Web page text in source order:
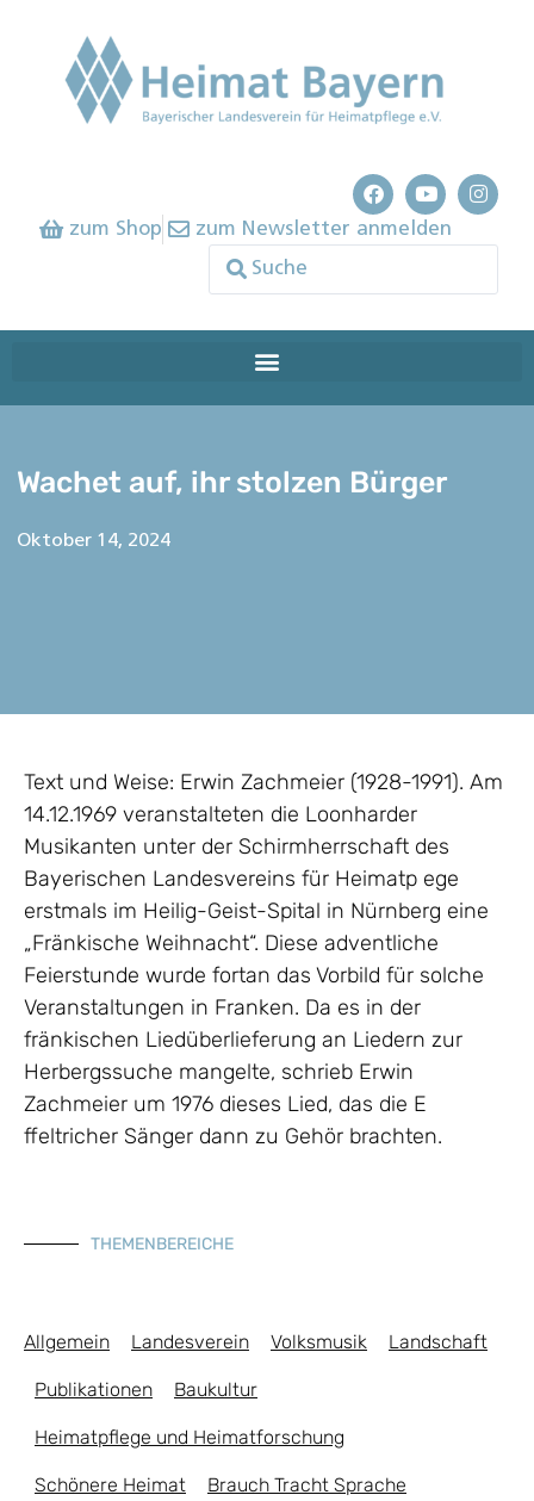
zum Shop zum Newsletter anmelden
Wachet auf, ihr stolzen Bürger
Oktober 14, 2024
Text und Weise: Erwin Zachmeier (1928-1991). Am
14.12.1969 veranstalteten die Loonharder
Musikanten unter der Schirmherrschaft des
Bayerischen Landesvereins für Heimatp ege
erstmals im Heilig-Geist-Spital in Nürnberg eine
„Fränkische Weihnacht“. Diese adventliche
Feierstunde wurde fortan das Vorbild für solche
Veranstaltungen in Franken. Da es in der
fränkischen Liedüberlieferung an Liedern zur
Herbergssuche mangelte, schrieb Erwin
Zachmeier um 1976 dieses Lied, das die E
ffeltricher Sänger dann zu Gehör brachten.
THEMENBEREICHE
Allgemein Landesverein Volksmusik Landschaft
Publikationen Baukultur
Heimatpflege und Heimatforschung
Schönere Heimat Brauch Tracht Sprache